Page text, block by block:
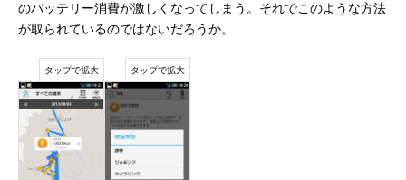
のバッテリー消費が激しくなってしまう。それでこのような方法
が取られているのではないだろうか。